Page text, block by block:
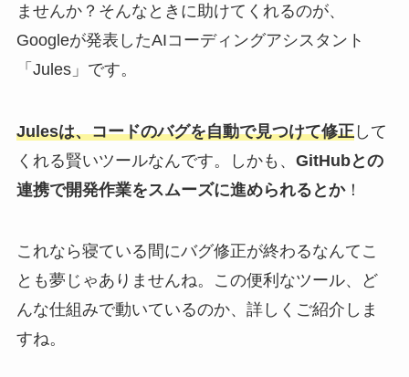
ませんか？そんなときに助けてくれるのが、
Googleが発表したAIコーディングアシスタント
「Jules」です。
Julesは、コードのバグを自動で見つけて修正して
くれる賢いツールなんです。しかも、 GitHubとの
連携で開発作業をスムーズに進められるとか！
これなら寝ている間にバグ修正が終わるなんてこ
とも夢じゃありませんね。この便利なツール、ど
んな仕組みで動いているのか、詳しくご紹介しま
すね。